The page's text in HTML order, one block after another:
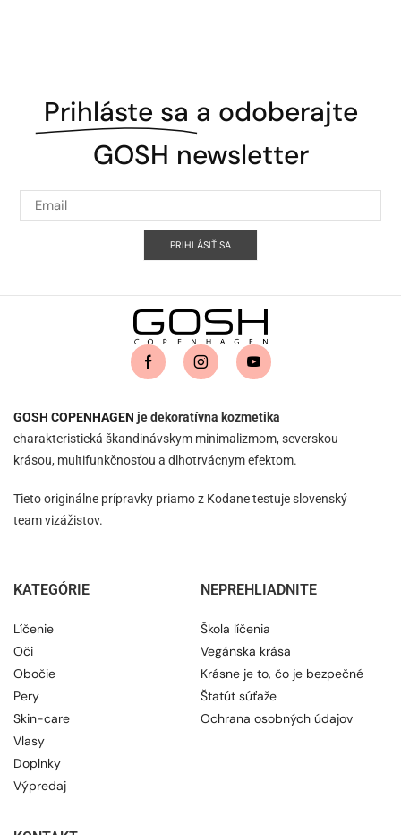
Prihláste sa a odoberajte
GOSH newsletter
PRIHLÁSIŤ SA
GOSH COPENHAGEN je dekoratívna kozmetika
charakteristická škandinávskym minimalizmom, severskou
krásou, multifunkčnosťou a dlhotrvácnym efektom.
Tieto originálne prípravky priamo z Kodane testuje slovenský
team vizážistov.
KATEGÓRIE
Líčenie
Oči
Obočie
Pery
Skin-care
Vlasy
Doplnky
Výpredaj
NEPREHLIADNITE
Škola líčenia
Vegánska krása
Krásne je to, čo je bezpečné
Štatút súťaže
Ochrana osobných údajov